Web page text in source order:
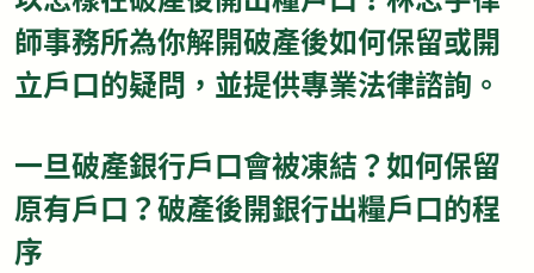
師事務所為你解開破產後如何保留或開
立戶口的疑問，並提供專業法律諮詢。
一旦破產銀行戶口會被凍結？如何保留
原有戶口？破產後開銀行出糧戶口的程
序